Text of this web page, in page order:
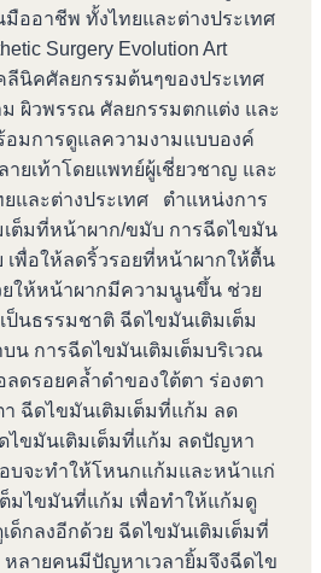
ออาชีพ ทั้งไทยและต่างประเทศ
Surgery Evolution Art
ลีนิคศัลยกรรมต้นๆของประเทศ
ผิวพรรณ ศัลยกรรมตกแต่ง และ
อมการดูแลความงามแบบองค์
ายเท้าโดยแพทย์ผู้เชี่ยวชาญ และ
และต่างประเทศ ตำแหน่งการ
ต็มที่หน้าผาก/ขมับ การฉีดไขมัน
เพื่อให้ลดริ้วรอยที่หน้าผากให้ตื้น
ให้หน้าผากมีความนูนขึ้น ช่วย
นธรรมชาติ ฉีดไขมันเติมเต็ม
น การฉีดไขมันเติมเต็มบริเวณ
ลดรอยคล้ำดำของใต้ตา ร่องตา
า ฉีดไขมันเติมเต็มที่แก้ม ลด
ขมันเติมเต็มที่แก้ม ลดปัญหา
บจะทำให้โหนกแก้มและหน้าแก่
ต็มไขมันที่แก้ม เพื่อทำให้แก้มดู
กลงอีกด้วย ฉีดไขมันเติมเต็มที่
ลายคนมีปัญหาเวลายิ้มจึงฉีดไข